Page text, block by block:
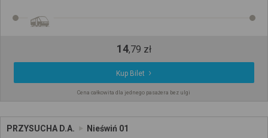
14,79 zł
Kup Bilet
Cena całkowita dla jednego pasażera bez ulgi
PRZYSUCHA D.A. Nieświń 01